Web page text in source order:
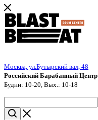
Москва, ул.Бутырский вал, 48
Российский Барабанный Центр
Будни: 10-20, Вых.: 10-18